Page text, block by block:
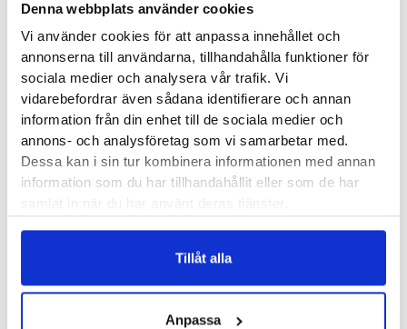
Denna webbplats använder cookies
Vi använder cookies för att anpassa innehållet och
annonserna till användarna, tillhandahålla funktioner för
sociala medier och analysera vår trafik. Vi
vidarebefordrar även sådana identifierare och annan
information från din enhet till de sociala medier och
annons- och analysföretag som vi samarbetar med.
Dessa kan i sin tur kombinera informationen med annan
information som du har tillhandahållit eller som de har
samlat in när du har använt deras tjänster.
Tillåt alla
Anpassa
bibehålla den fina stabilitet som skon haft. Adderingen av
material gör att Mizuno Wave Rider 30 lägger sig i kategorin
väldämpande löparskor och du som sprungit i modellen
tidigare kommer säkerligen märka en viss skillnad. Den
ökade mängden material gör att skon ger mer komfort än
tidigare och passar perfekt om du vill ha en förhållandevis
lätt löparsko med riktigt härlig stötdämpning.
Fotvalv:Normala, höga
Stabilitet:Neutral